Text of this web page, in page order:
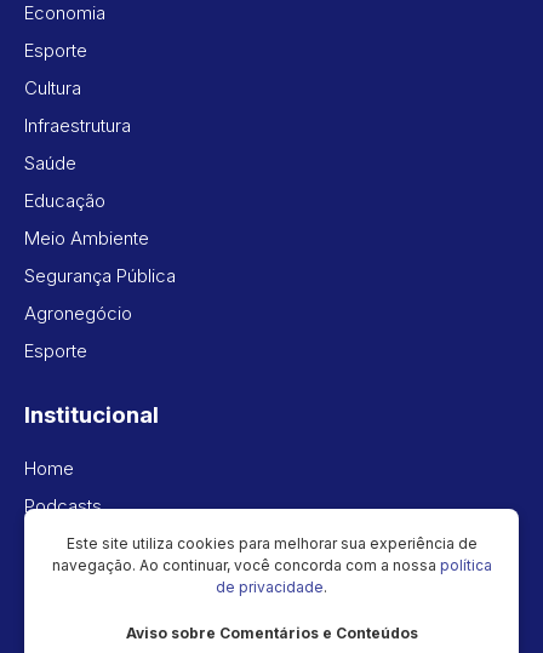
Economia
Esporte
Cultura
Infraestrutura
Saúde
Educação
Meio Ambiente
Segurança Pública
Agronegócio
Esporte
Institucional
Home
Podcasts
Vídeos
Política de privacidade
Newsletter
Este site utiliza cookies para melhorar sua experiência de
navegação. Ao continuar, você concorda com a nossa política
de privacidade.
Aviso sobre Comentários e Conteúdos